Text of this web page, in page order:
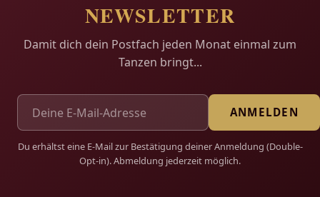
NEWSLETTER
Damit dich dein Postfach jeden Monat einmal zum
Tanzen bringt...
ANMELDEN
Du erhältst eine E-Mail zur Bestätigung deiner Anmeldung (Double-
Opt-in). Abmeldung jederzeit möglich.